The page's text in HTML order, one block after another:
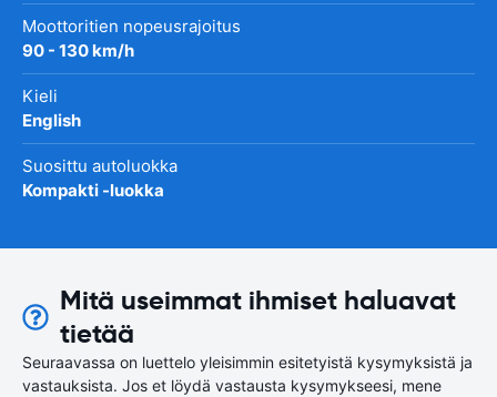
Moottoritien nopeusrajoitus
90 - 130 km/h
Kieli
English
Suosittu autoluokka
Kompakti -luokka
Mitä useimmat ihmiset haluavat
tietää
Seuraavassa on luettelo yleisimmin esitetyistä kysymyksistä ja
vastauksista. Jos et löydä vastausta kysymykseesi, mene